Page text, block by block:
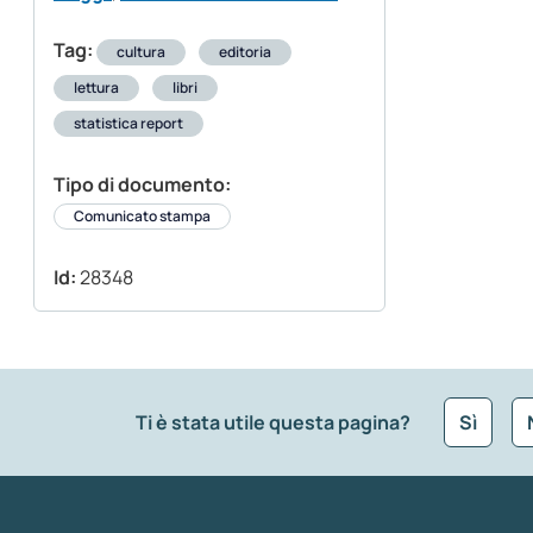
Tag: cultura
editoria
lettura
libri
statistica report
Tipo di documento:
Comunicato stampa
Id:28348
Ti è stata utile questa pagina? Sì